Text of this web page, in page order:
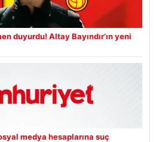
duyurdu! Altay Bayındır’ın yeni
medya hesaplarına suç